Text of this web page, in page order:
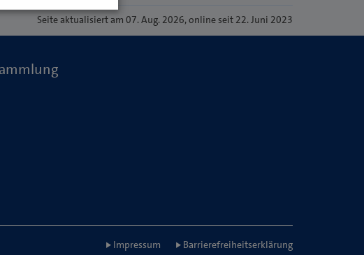
Seiteaktualisiert am 07. Aug. 2026, online seit 22. Juni 2023
Impressum Barrierefreiheitserklärung